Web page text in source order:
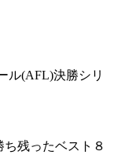
ル(AFL)決勝シリ
残ったベスト８